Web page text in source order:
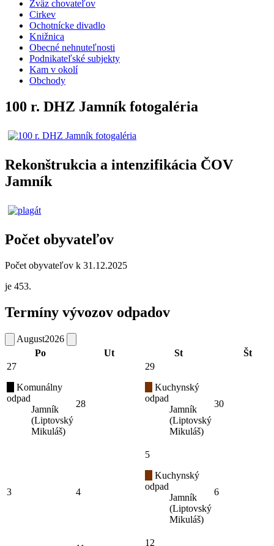
Zväz chovateľov
Cirkev
Ochotnícke divadlo
Knižnica
Obecné nehnuteľnosti
Podnikateľské subjekty
Kam v okolí
Obchody
100 r. DHZ Jamník fotogaléria
Rekonštrukcia a intenzifikácia ČOV
Jamník
Počet obyvateľov
Počet obyvateľov k 31.12.2025
je 453.
Termíny vývozov odpadov
August2026
Po
Ut St
Št
27
Komunálny
odpad
Jamník
(Liptovský
Mikuláš)
28
29
Kuchynský
odpad
Jamník
(Liptovský
Mikuláš)
30
3 4
5
Kuchynský
odpad
Jamník
(Liptovský
Mikuláš)
6
12